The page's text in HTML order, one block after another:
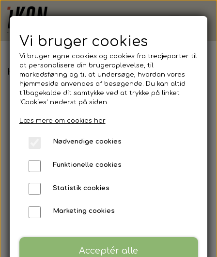
Hummel, Training Hue
Vi bruger cookies
Vi bruger egne cookies og cookies fra tredjeparter til
at personalisere din brugeroplevelse, til
markedsføring og til at undersøge, hvordan vores
hjemmeside anvendes af besøgende. Du kan altid
tilbagekalde dit samtykke ved at trykke på linket
'Cookies' nederst på siden.
Læs mere om cookies her
Nødvendige cookies
Funktionelle cookies
Statistik cookies
Marketing cookies
Acceptér alle